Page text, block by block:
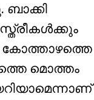
ബാക്കി
കോത്താഴത്തെ
മൊത്തം